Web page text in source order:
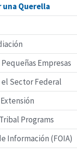
una Querella
Empresas
Sector Federal
Programs
Información (FOIA)